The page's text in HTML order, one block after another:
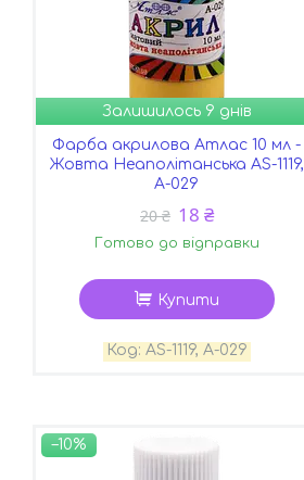
Залишилось 9 днів
Фарба акрилова Атлас 10 мл -
Жовта Неаполітанська AS-1119,
А-029
20 ₴ 18 ₴
Готово до відправки
Купити
AS-1119, А-029
–10%